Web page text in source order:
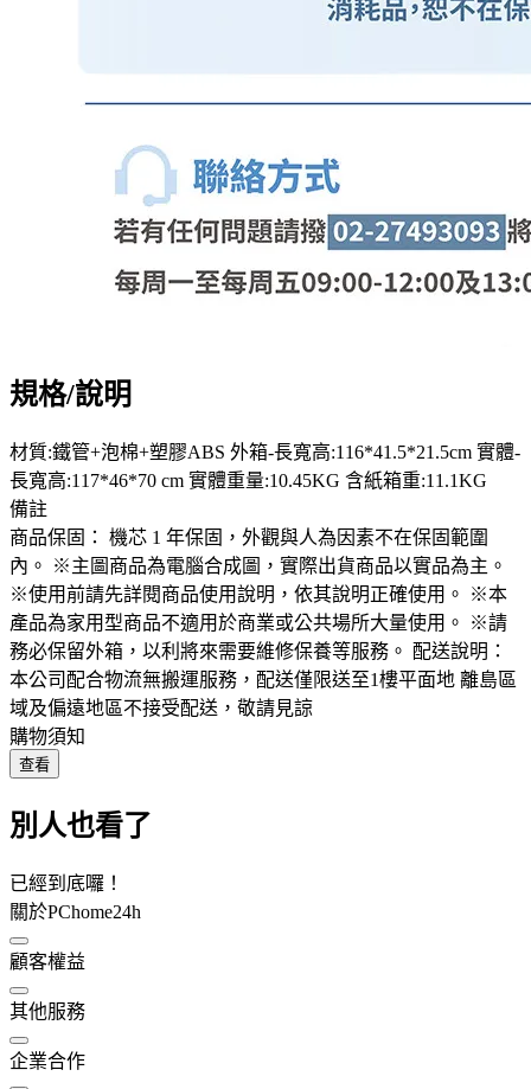
規格/說明
材質:鐵管+泡棉+塑膠ABS 外箱-長寬高:116*41.5*21.5cm 實體-
長寬高:117*46*70 cm 實體重量:10.45KG 含紙箱重:11.1KG
備註
商品保固： 機芯 1 年保固，外觀與人為因素不在保固範圍
內。 ※主圖商品為電腦合成圖，實際出貨商品以實品為主。
※使用前請先詳閱商品使用說明，依其說明正確使用。 ※本
產品為家用型商品不適用於商業或公共場所大量使用。 ※請
務必保留外箱，以利將來需要維修保養等服務。 配送說明：
本公司配合物流無搬運服務，配送僅限送至1樓平面地 離島區
域及偏遠地區不接受配送，敬請見諒
購物須知
查看
別人也看了
已經到底囉！
關於PChome24h
顧客權益
其他服務
企業合作